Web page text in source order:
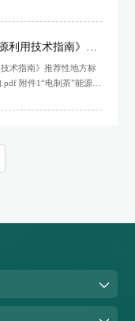
则（征求意见稿）.docx
术指南》推荐性地方标
源利